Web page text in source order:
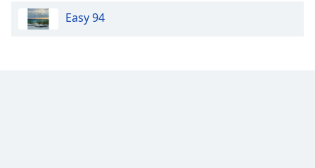
Opacity
Easy 94